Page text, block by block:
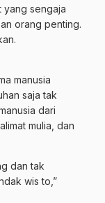
yang sengaja
orang penting.
manusia
saja tak
dari
mulia, dan
dan tak
wis to,”